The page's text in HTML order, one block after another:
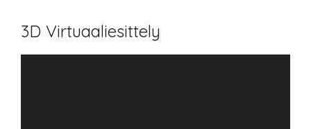
3D Virtuaaliesittely